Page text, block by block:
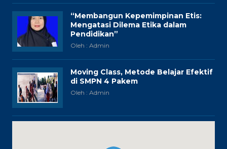
“Membangun Kepemimpinan Etis:
Mengatasi Dilema Etika dalam
Pendidikan”
Oleh : Admin
Moving Class, Metode Belajar Efektif
di SMPN 4 Pakem
Oleh : Admin